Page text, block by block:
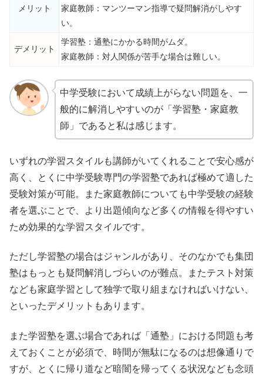
メリット
家庭教師：マンツーマン指導で疑問解消がしやす
い。
デメリット
学習塾：通塾にかかる時間がムダ。
家庭教師：対人関係が苦手な場合は難しい。
中学受験において成績上がらない問題を、一
般的に解消しやすいのが「学習塾・家庭教
師」であると私は感じます。
いずれの学習スタイルも講師がいてくれることで安心感が
高く、とくに中学受験専門の学習塾であれば極めて適した
受験対策が可能。また家庭教師についても中学受験の経験
者を選ぶことで、より出題傾向など多くの情報を得やすい
ため効果的な学習スタイルです。
ただし学習塾の場合はジャンルがあり、そのなかでも集団
塾はもっとも疑問解消しづらいのが難点。またテスト対策
なども家庭学習として独学で取り組まなければいけない、
といったデメリットもあります。
また学習塾を選ぶ場合であれば「通塾」における問題も考
えておくことが必須で、時間が無駄になるのは想像通りで
すが、とくに帰り道など暗闇を帰ってくる状況なども念頭